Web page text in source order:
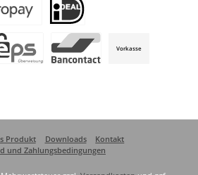
Stripe) iDeal (via Stripe)
Vorkasse
Produkt Downloads
Kontakt
und Zahlungsbedingungen